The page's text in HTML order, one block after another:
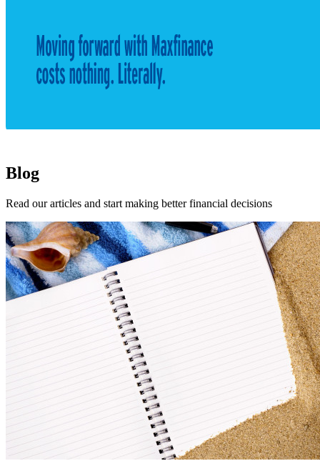
Blog
Read our articles and start making better financial decisions